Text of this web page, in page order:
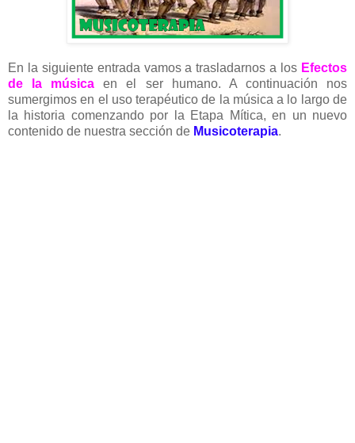
En la siguiente entrada vamos a trasladarnos a los Efectos
de la música en el ser humano. A continuación nos
sumergimos en el uso terapéutico de la música a lo largo de
la historia comenzando por la Etapa Mítica, en un nuevo
contenido de nuestra sección de Musicoterapia.